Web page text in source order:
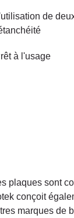
de
à l'usage
plaques sont
conçoit
marques de